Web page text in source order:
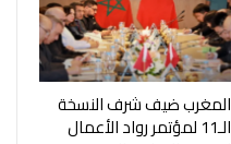
المغرب ضيف شرف النسخة
الـ11 لمؤتمر رواد الأعمال